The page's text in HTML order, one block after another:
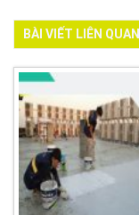
BÀI VIẾT LIÊN QUAN